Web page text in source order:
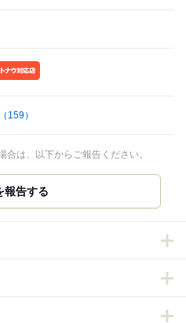
（159）
は、以下からご報告ください。
報告する